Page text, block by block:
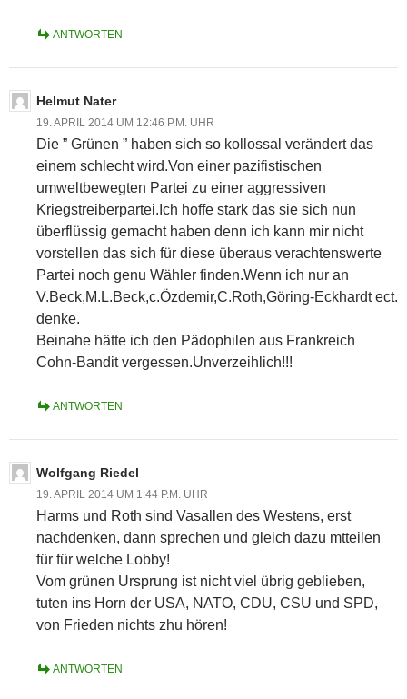
ANTWORTEN
Helmut Nater
19. APRIL 2014 UM 12:46 P.M. UHR
Die ” Grünen ” haben sich so kollossal verändert das
einem schlecht wird.Von einer pazifistischen
umweltbewegten Partei zu einer aggressiven
Kriegstreiberpartei.Ich hoffe stark das sie sich nun
überflüssig gemacht haben denn ich kann mir nicht
vorstellen das sich für diese überaus verachtenswerte
Partei noch genu Wähler finden.Wenn ich nur an
V.Beck,M.L.Beck,c.Özdemir,C.Roth,Göring-Eckhardt ect.
denke.
Beinahe hätte ich den Pädophilen aus Frankreich
Cohn-Bandit vergessen.Unverzeihlich!!!
ANTWORTEN
Wolfgang Riedel
19. APRIL 2014 UM 1:44 P.M. UHR
Harms und Roth sind Vasallen des Westens, erst
nachdenken, dann sprechen und gleich dazu mtteilen
für für welche Lobby!
Vom grünen Ursprung ist nicht viel übrig geblieben,
tuten ins Horn der USA, NATO, CDU, CSU und SPD,
von Frieden nichts zhu hören!
ANTWORTEN